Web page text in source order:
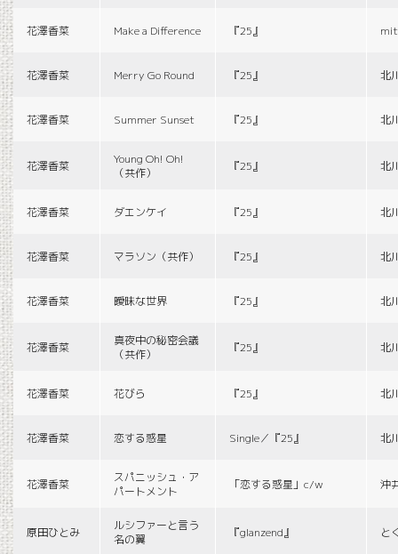
花澤香菜 Make a Difference 『25』
花澤香菜 Merry Go Round 『25』 北
花澤香菜 Summer Sunset 『25』 北
花澤香菜
Young Oh! Oh!
（共作）
『25』 北
花澤香菜 ダエンケイ 『25』 北
花澤香菜 マラソン（共作） 『25』 北
花澤香菜 曖昧な世界 『25』 北
花澤香菜
真夜中の秘密会議
（共作）
『25』 北
花澤香菜 花びら 『25』 北
花澤香菜 恋する惑星 Single／『25』 北
花澤香菜
スパニッシュ・ア
パートメント
「恋する惑星」c/w 沖
原田ひとみ
ルシファーと言う
名の翼
『glanzend』 と